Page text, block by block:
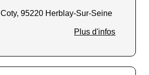
95220 Herblay-Sur-Seine
Plus d'infos